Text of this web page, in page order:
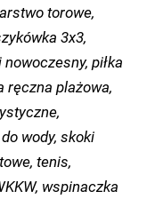
torowe,
3x3,
piłka
ręczna plażowa,
wody, skoki
tenis,
wspinaczka